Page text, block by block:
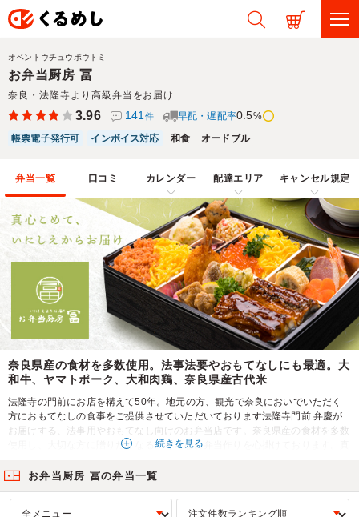
お弁当厨房 冨
奈良・法隆寺より高級弁当をお届け
オベントウチュウボウトミ
3.96 141 件 早配・遅配率0.5%
帳票電子発行可
インボイス対応 和食 オードブル
弁当一覧 口コミ カレンダー 配達エリア キャンセル規定
奈良県産の食材を多数使用。法事法要やおもてなしにも最適。大
和牛、ヤマトポーク、大和肉鶏、奈良県産古代米
法隆寺の門前にお店を構えて50年。地元の方、観光で奈良においでいただく
方におもてなしの食事をご提供させていただいております法隆寺門前 弁慶が
お届けする、法事用やおもてなし向けのお弁当店です。奈良県産の食材を多数
使用し、大切な方に贈りたくなる。そんなお弁当作りを心掛けております。真
続きを見る
お弁当厨房 冨の弁当一覧